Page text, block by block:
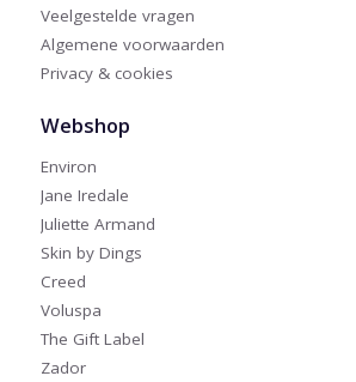
Veelgestelde vragen
Algemene voorwaarden
Privacy & cookies
Webshop
Environ
Jane Iredale
Juliette Armand
Skin by Dings
Creed
Voluspa
The Gift Label
Zador